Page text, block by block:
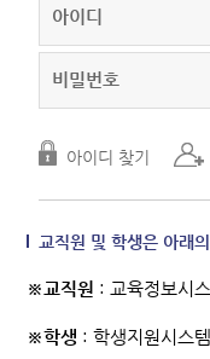
교직원 및 학생은 아래
※교직원 : 교육정보시
※학생 : 학생지원시스